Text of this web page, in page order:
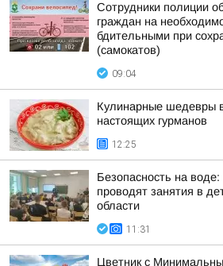
Сотрудники полиции
граждан на
бдительными при
(самокатов)
09:04
Кулинарные шедевры
настоящих гурманов
12:25
Безопасность на
проводят занятия в
области
11:31
Цветник с